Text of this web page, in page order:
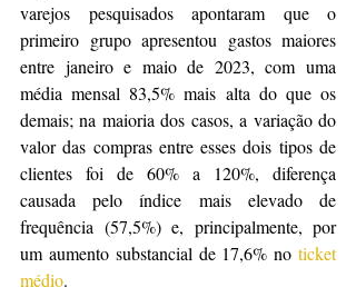
varejos pesquisados apontaram que o
primeiro grupo apresentou gastos maiores
entre janeiro e maio de 2023, com uma
média mensal 83,5% mais alta do que os
demais; na maioria dos casos, a variação do
valor das compras entre esses dois tipos de
clientes foi de 60% a 120%, diferença
causada pelo índice mais elevado de
frequência (57,5%) e, principalmente, por
um aumento substancial de 17,6% no ticket
médio.